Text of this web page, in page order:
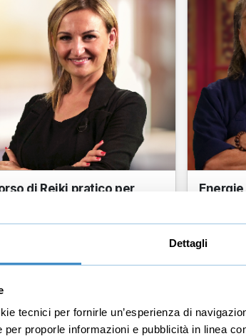
Dettagli
tecnici per fornirle un’esperienza di
per proporle informazioni e pubblicità in linea
di Reiki pratico per
Conventi
il metodo Usui
+IVA
Marco
CONI
€47,00